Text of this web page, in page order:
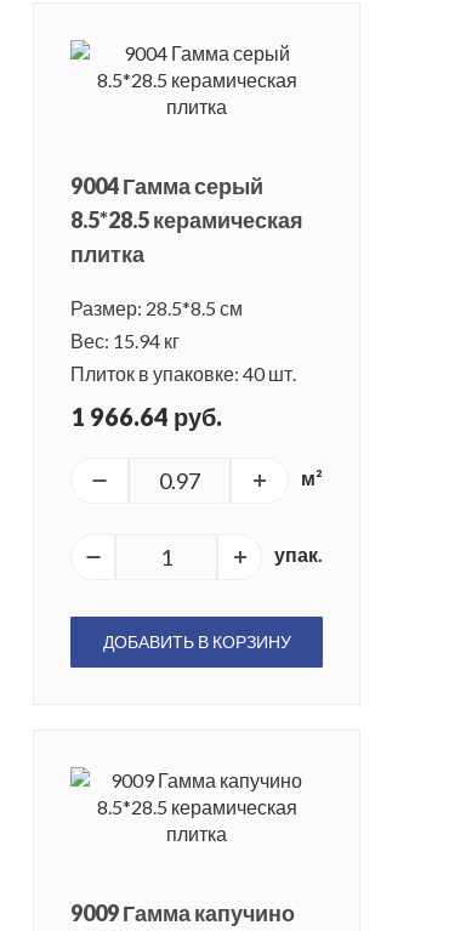
9004 Гамма серый
8.5*28.5 керамическая
плитка
Размер: 28.5*8.5 см
Вес: 15.94 кг
Плиток в упаковке: 40 шт.
1 966.64 руб.
м²
упак.
ДОБАВИТЬ В КОРЗИНУ
9009 Гамма капучино